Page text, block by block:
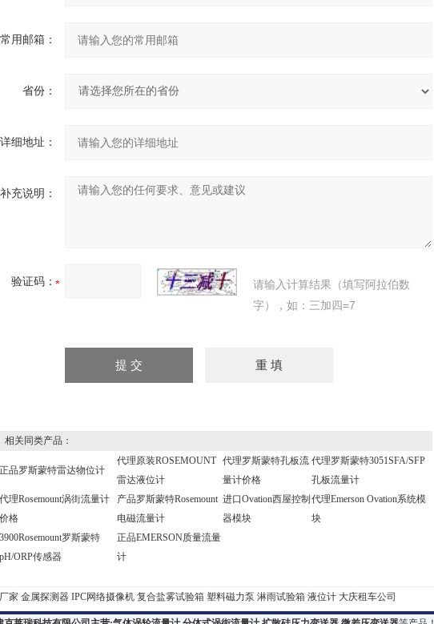
常用邮箱：
省份：
详细地址：
补充说明：
验证码：
请输入计算结果（填写阿拉伯数
字），如：三加四=7
相关同类产品：
正品罗斯蒙特雷达物位计
代理原装ROSEMOUNT
雷达液位计
代理罗斯蒙特孔板流
量计价格
代理罗斯蒙特3051SFA/SFP
孔板流量计
代理Rosemount涡街流量计
价格
产品罗斯蒙特Rosemount
电磁流量计
进口Ovation西屋控制
器模块
代理Emerson Ovation系统模
块
3900Rosemount罗斯蒙特
pH/ORP传感器
正品EMERSON质量流量
计
金属探测器IPC网络摄像机复合盐雾试验箱塑料磁力泵淋雨试验箱液位计大庆租车公司